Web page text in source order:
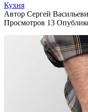
Кухня
Автор Сергей
Просмотров 13